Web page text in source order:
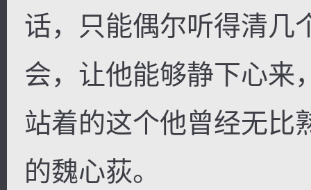
话，只能偶尔听得清几
会，让他能够静下心来
站着的这个他曾经无比
的魏心荻。